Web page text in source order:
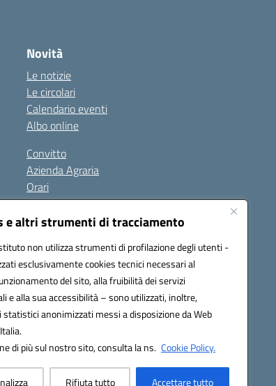
e altri strumenti di tracciamento
non utilizza strumenti di profilazione degli utenti -
esclusivamente cookies tecnici necessari al
del sito, alla fruibilità dei servizi
e alla sua accessibilità – sono utilizzati, inoltre,
anonimizzati messi a disposizione da Web
di più sul nostro sito, consulta la ns. Cookie Policy.
Rifiuta tutto Accettare tutto
Novità
Le notizie
Le circolari
Calendario eventi
Albo online
Convitto
Azienda Agraria
Orari
Contatti
Privacy Policy
Seguici su:
(CUF): UFBMDS